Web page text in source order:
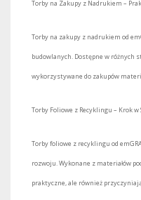
Torby na Zakupy z Nadrukiem –
Torby na zakupy z nadrukiem od
budowlanych. Dostępne w różnych
wykorzystywane do zakupów
Torby Foliowe z Recyklingu – Krok
Torby foliowe z recyklingu od
rozwoju. Wykonane z materiałów
praktyczne, ale również